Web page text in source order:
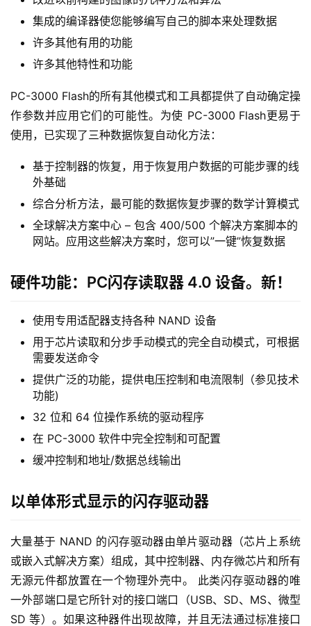
包含数百个内存微芯片信息的内存微芯片的参考库
大多数控制器操作所需的资源库
约25种不同的制备技术模拟控制器转换
大约 50 种不同的算法，用于获取文件系统的全功能图
查看服务信息模式
按位图形表示形式显示的数据视图模式
集成的编译器使您能够编写自己的脚本来处理数据
PC-3000 Flash的所有其他模式和工具都提供了自动确定操
使用，已实现了三种数据恢复自动化方法：
基于控制器的恢复，用于恢复用户数据的可能步骤的线
外基础
综合分析方法，最可能的数据恢复步骤的数学计算模式
全球解决方案中心 – 包含 400/500 个解决方案脚本的
网站。应用这些解决方案时，您可以”一键”恢复数据
硬件功能：PC闪存读取器 4.0 设备。新！
用于芯片读取和分步手动模式的完全自动模式，可根据
需要发送命令
功能)
32 位和 64 位操作系统的驱动程序
在 PC-3000 软件中完全控制和可配置
缓冲控制和地址/数据总线输出